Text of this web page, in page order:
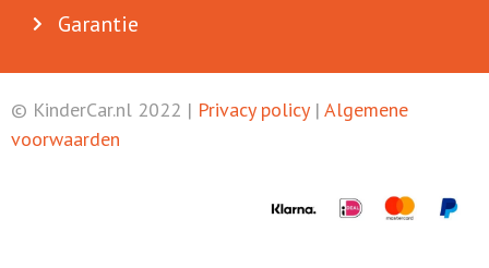
Garantie
© KinderCar.nl 2022 | Privacy policy| Algemene
voorwaarden